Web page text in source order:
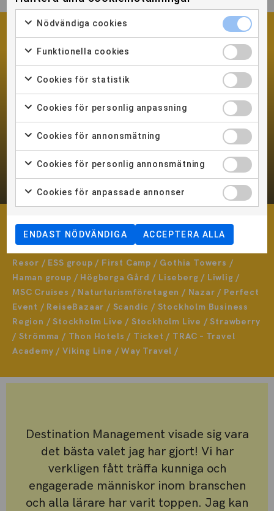
Korta kurser för yrkesverksamma
Vi samarbetar med bland andra
Apollo / Bang Agency / Easyfairs / Egencia / Ekman
Resor / ESS group / First Camp / Gothia Towers /
Haman group / Högberga Gård / Liseberg / Liwlig /
MSC Cruises / Naturturismföretagen / Nazar / Perfect
Event / ReiseBazaar / Scandic / Stockholm Business
Region / Stockholm Live / Stockholm Live / Strawberry
/ Strömma / Thon Hotels / Ticket / TRAC – Travel
Academy / Viking Line / Way Travel /
Destination Management visade sig vara
det bästa valet jag har gjort! Vi har
verkligen fått träffa kunniga och
engagerade människor inom branschen
och alla lärare har varit toppen. Jag kan
Nödvändiga cookies
Funktionella cookies
Cookies för statistik
Cookies för personlig anpassning
Cookies för annonsmätning
Cookies för personlig annonsmätning
Cookies för anpassade annonser
ENDAST NÖDVÄNDIGA ACCEPTERA ALLA